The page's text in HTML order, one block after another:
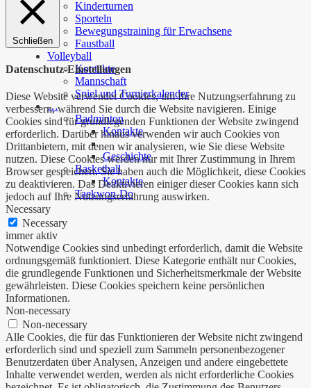
Kinderturnen
Sporteln
Bewegungstraining für Erwachsene
Faustball
Volleyball
Kontakte
Mannschaft
Spiel und Turnierkalender
…
Badminton
Kontakte
Geschichte
Basketball
Kontakte
Taekwon-Do
Schließen
Datenschutz-Einstellungen
Diese Website verwendet Cookies, um Ihre Nutzungserfahrung zu
verbessern, während Sie durch die Website navigieren. Einige
Cookies sind für grundlegenden Funktionen der Website zwingend
erforderlich. Darüber hinaus verwenden wir auch Cookies von
Drittanbietern, mit denen wir analysieren, wie Sie diese Website
nutzen. Diese Cookies werden nur mit Ihrer Zustimmung in Ihrem
Browser gespeichert. Sie haben auch die Möglichkeit, diese Cookies
zu deaktivieren. Das Deaktivieren einiger dieser Cookies kann sich
jedoch auf Ihre Nutzungserfahrung auswirken.
Necessary
Necessary
immer aktiv
Notwendige Cookies sind unbedingt erforderlich, damit die Website
ordnungsgemäß funktioniert. Diese Kategorie enthält nur Cookies,
die grundlegende Funktionen und Sicherheitsmerkmale der Website
gewährleisten. Diese Cookies speichern keine persönlichen
Informationen.
Non-necessary
Non-necessary
Alle Cookies, die für das Funktionieren der Website nicht zwingend
erforderlich sind und speziell zum Sammeln personenbezogener
Benutzerdaten über Analysen, Anzeigen und andere eingebettete
Inhalte verwendet werden, werden als nicht erforderliche Cookies